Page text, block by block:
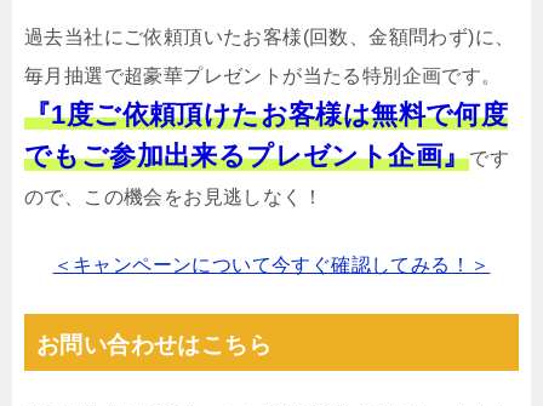
過去当社にご依頼頂いたお客様(回数、金額問わず)に、
毎月抽選で超豪華プレゼントが当たる特別企画です。
『1度ご依頼頂けたお客様は無料で何度
でもご参加出来るプレゼント企画』です
ので、この機会をお見逃しなく！
＜キャンペーンについて今すぐ確認してみる！＞
お問い合わせはこちら